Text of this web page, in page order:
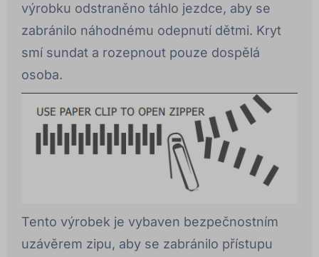
výrobku odstraněno táhlo jezdce, aby se
zabránilo náhodnému odepnutí dětmi. Kryt
smí sundat a rozepnout pouze dospělá
osoba.
Tento výrobek je vybaven bezpečnostním
uzávěrem zipu, aby se zabránilo přístupu